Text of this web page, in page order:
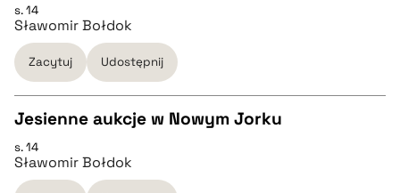
CZYSTY TEKST
pobierz cytat
BIBTEX
pobierz cytat
s. 14
Sławomir Bołdok
Zacytuj Udostępnij
CZYSTY TEKST
Jesienne aukcje w Nowym Jorku
s. 14
Sławomir Bołdok